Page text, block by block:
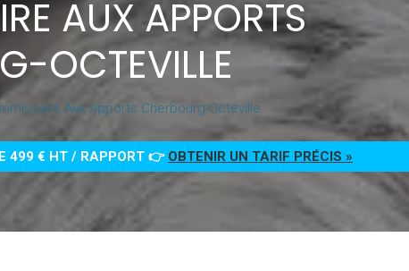
AUX APPORTS
OCTEVILLE
Aux Apports Cherbourg-Octeville
499 € HT / RAPPORT 👉 OBTENIR UN TARIF PRÉCIS »